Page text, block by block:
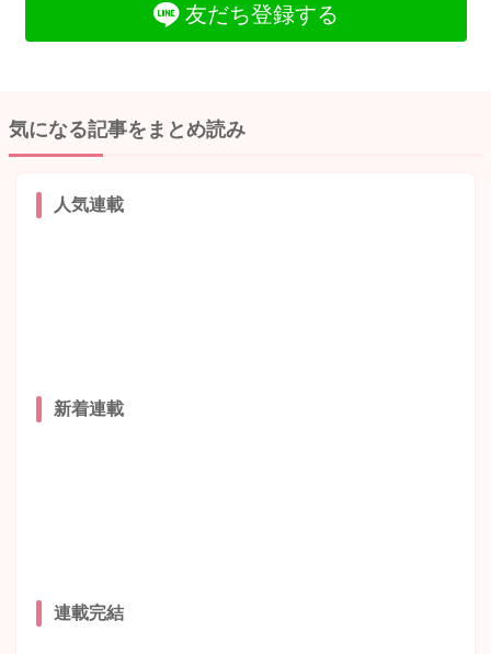
友だち登録する
気になる記事をまとめ読み
人気連載
新着連載
連載完結